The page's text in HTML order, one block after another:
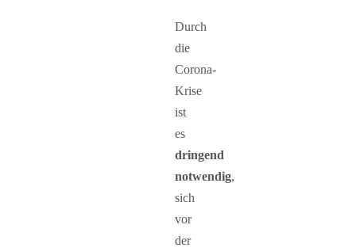
Durch
die
Corona-
Krise
ist
es
dringend
notwendig,
sich
vor
der